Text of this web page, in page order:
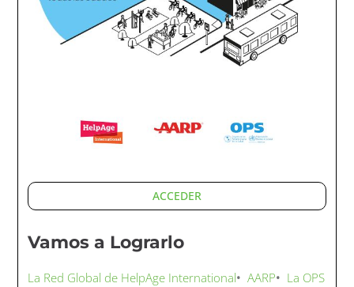
ACCEDER
Vamos a Lograrlo
La Red Global de HelpAge International•AARP• La OPS